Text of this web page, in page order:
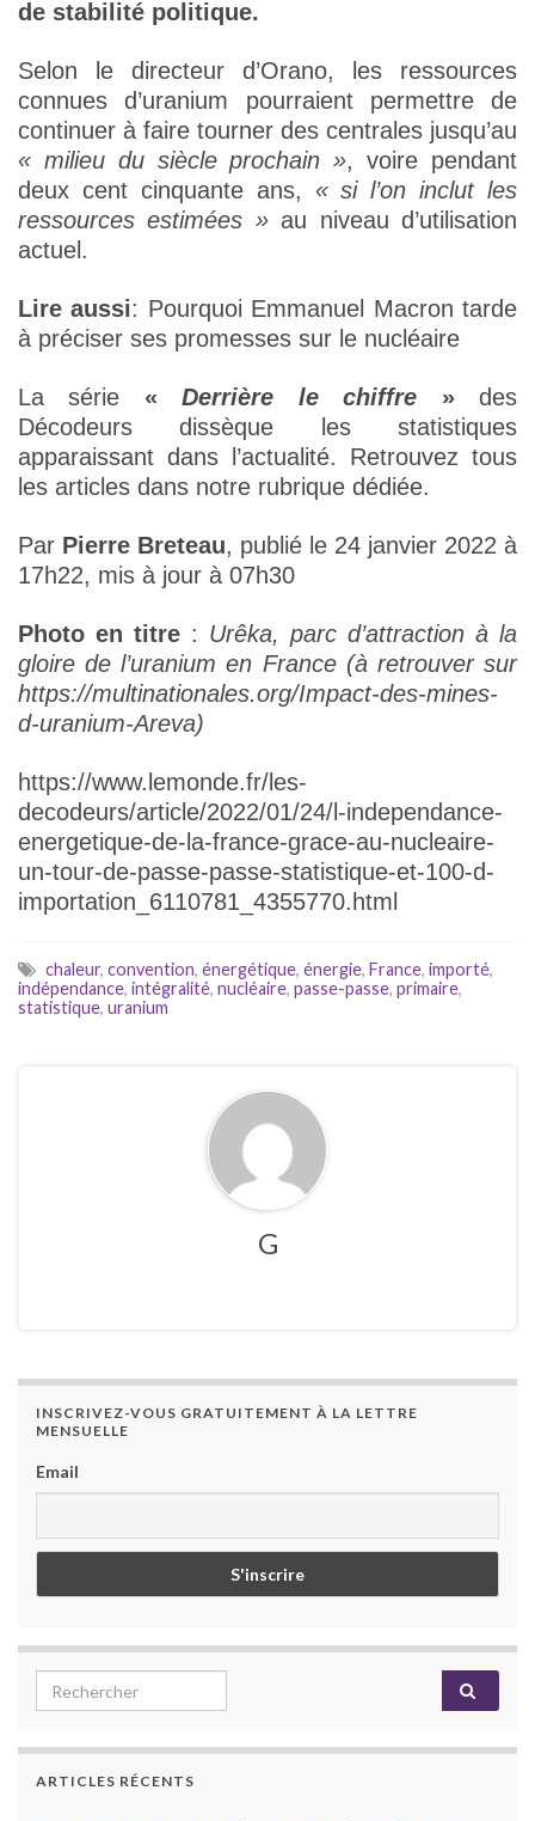
de stabilité politique.
Selon le directeur d’Orano, les ressources
connues d’uranium pourraient permettre de
continuer à faire tourner des centrales jusqu’au
« milieu du siècle prochain », voire pendant
deux cent cinquante ans, « si l’on inclut les
ressources estimées »au niveau d’utilisation
actuel.
Lire aussi: Pourquoi Emmanuel Macron tarde
à préciser ses promesses sur le nucléaire
La série «Derrière le chiffre »des
Décodeurs dissèque les statistiques
apparaissant dans l’actualité. Retrouvez tous
les articles dans notre rubrique dédiée.
Par Pierre Breteau, publié le 24 janvier 2022 à
17h22, mis à jour à 07h30
Photo en titre : Urêka, parc d’attraction à la
gloire de l’uranium en France (à retrouver sur
https://multinationales.org/Impact-des-mines-
d-uranium-Areva)
https://www.lemonde.fr/les-
decodeurs/article/2022/01/24/l-independance-
energetique-de-la-france-grace-au-nucleaire-
un-tour-de-passe-passe-statistique-et-100-d-
importation_6110781_4355770.html
chaleur, convention, énergétique, énergie, France, importé,
indépendance, intégralité, nucléaire, passe-passe, primaire,
statistique, uranium
G
INSCRIVEZ-VOUS GRATUITEMENT À LA LETTRE
MENSUELLE
Email
Search for:
ARTICLES RÉCENTS